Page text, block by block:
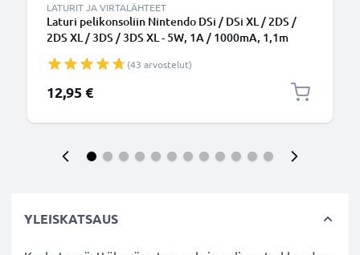
LATURIT JA VIRTALÄHTEET
Laturi pelikonsoliin Nintendo DSi / DSi XL / 2DS /
2DS XL / 3DS / 3DS XL - 5W, 1A / 1000mA, 1,1m
(43 arvostelut)
12,95 €
YLEISKATSAUS